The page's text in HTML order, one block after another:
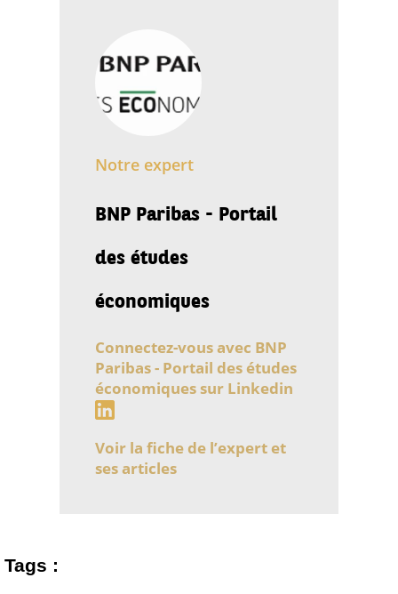
Notre expert
BNP Paribas - Portail
des études
économiques
Connectez-vous avec BNP
Paribas - Portail des études
économiques sur Linkedin
Voir la fiche de l’expert et
ses articles
Tags :